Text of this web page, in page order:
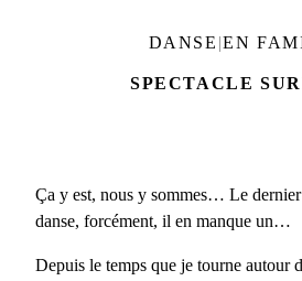
DANSE |EN
SPECTACLE
Ça y est, nous y sommes… Le
danse, forcément, il en manque un…
Depuis le temps que je tourne autour